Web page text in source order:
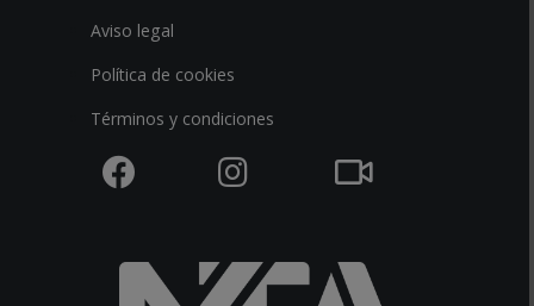
Aviso legal
Política de cookies
Términos y condiciones